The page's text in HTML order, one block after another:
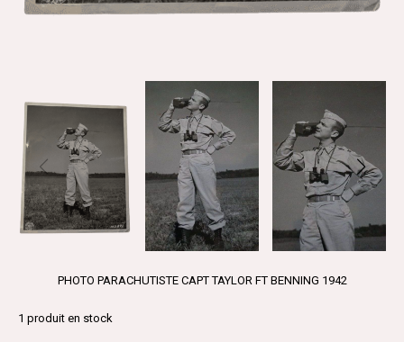
PHOTO PARACHUTISTE CAPT TAYLOR FT BENNING 1942
1 produit en stock